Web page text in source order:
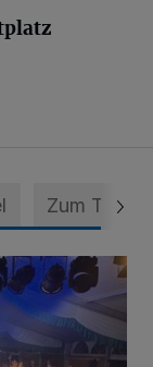
Zum Thema